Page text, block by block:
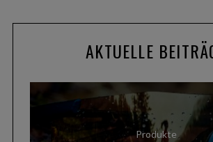
AKTUELLE
Produkte